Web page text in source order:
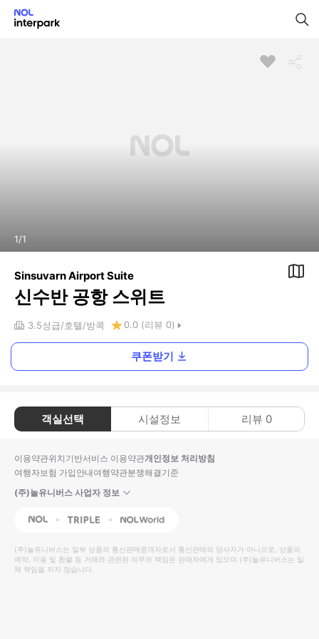
1/1
Sinsuvarn Airport Suite
신수반 공항 스위트
3.5성급 호텔 방콕 0.0 (리뷰 0)
쿠폰받기
객실선택 시설정보 리뷰 0
이용약관위치기반서비스 이용약관개인정보 처리방침
여행자보험 가입안내여행약관분쟁해결기준
(주)놀유니버스 사업자 정보
NOL Triple Interpark Global
(주)놀유니버스는 일부 상품의 통신판매중개자로서 통신판매의 당사자가 아니므로, 상품의
예약, 이용 및 환불 등 거래와 관련된 의무와 책임은 판매자에게 있으며 (주)놀유니버스는 일
체 책임을 지지 않습니다.